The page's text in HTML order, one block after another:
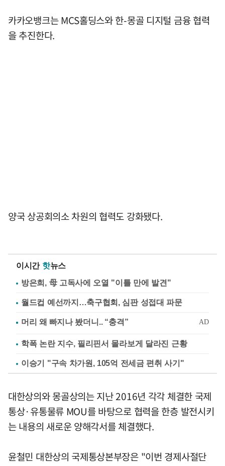
카카오뱅크는 MCS홀딩스와 한-몽골 디지털 금융 협력
을 추진한다.
양국 상공회의소 차원의 협력도 강화됐다.
이시간 핫뉴스
방은희, 母 고독사에 오열 "이틀 만에 발견"
월드컵 예선까지…축구협회, 심판 성접대 파문
학폭 논란 지수, 필리핀서 몰라보게 달라진 근황
이승기 "구속 차가원, 105억 전세금 편취 사기"
대한상의와 몽골상의는 지난 2016년 각각 체결한 국제
통상·유통물류 MOU를 바탕으로 협력을 한층 발전시키
는 내용의 새로운 양해각서를 체결했다.
윤철민 대한상의 국제통상본부장은 "이번 경제사절단